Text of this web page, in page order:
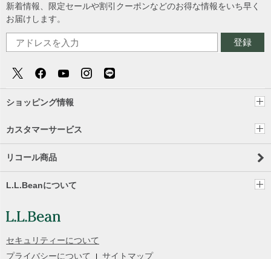
新着情報、限定セールや割引クーポンなどのお得な情報をいち早く
お届けします。
登録
ショッピング情報
カスタマーサービス
リコール商品
L.L.Beanについて
セキュリティーについて
プライバシーについて
サイトマップ